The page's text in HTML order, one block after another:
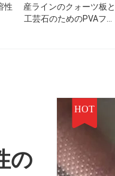
性
産ラインのクォーツ板と
工芸石のためのPVAフィ
の
HOT